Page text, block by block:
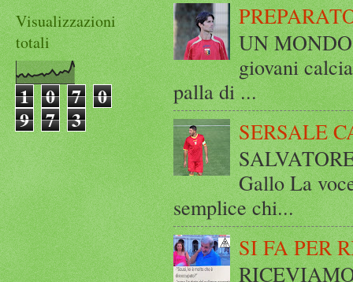
UN
giovani
palla di ...
SERSALE
Gallo La
semplice chi...
SI FA PER
Visualizzazioni
totali
1 0 7 0
9 7 3